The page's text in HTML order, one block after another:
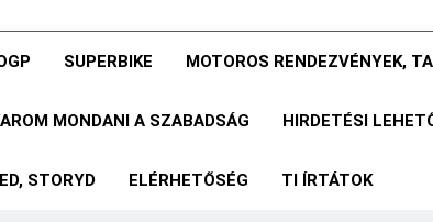
SUPERBIKE MOTOROS RENDEZVÉNYEK,
MONDANI A SZABADSÁG HIRDETÉSI
STORYD ELÉRHETŐSÉG TI ÍRTÁTOK